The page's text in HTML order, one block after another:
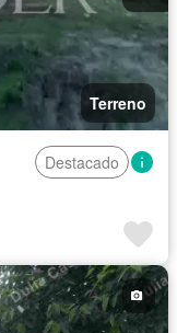
Terreno
Destacado